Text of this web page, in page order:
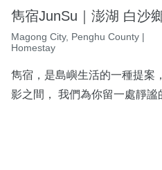
雋宿JunSu｜澎湖 白沙
Magong City, Penghu County |
Homestay
雋宿，是島嶼生活的一種提案
影之間， 我們為你留一處靜謐